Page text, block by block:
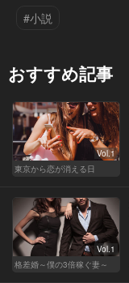
#小説
おすすめ記事
Vol.1
東京から恋が消える日
Vol.1
格差婚～僕の3倍稼ぐ妻～